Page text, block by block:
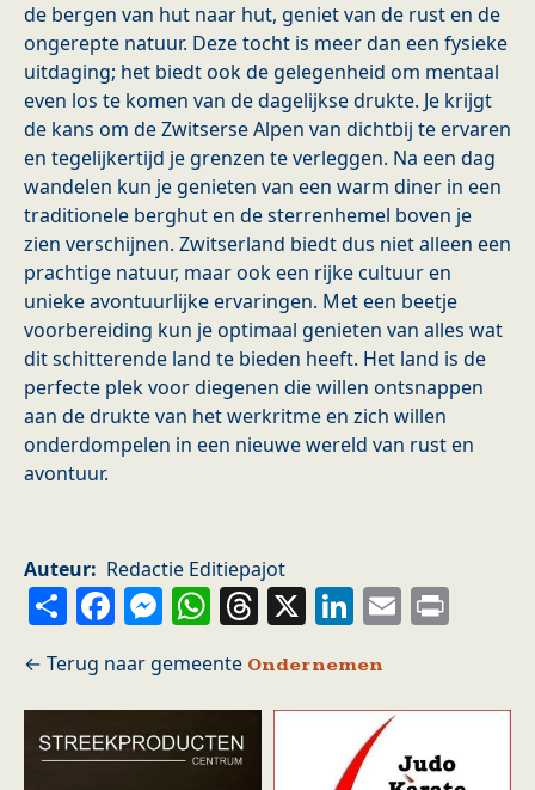
de bergen van hut naar hut, geniet van de rust en de
ongerepte natuur. Deze tocht is meer dan een fysieke
uitdaging; het biedt ook de gelegenheid om mentaal
even los te komen van de dagelijkse drukte. Je krijgt
de kans om de Zwitserse Alpen van dichtbij te ervaren
en tegelijkertijd je grenzen te verleggen. Na een dag
wandelen kun je genieten van een warm diner in een
traditionele berghut en de sterrenhemel boven je
zien verschijnen. Zwitserland biedt dus niet alleen een
prachtige natuur, maar ook een rijke cultuur en
unieke avontuurlijke ervaringen. Met een beetje
voorbereiding kun je optimaal genieten van alles wat
dit schitterende land te bieden heeft. Het land is de
perfecte plek voor diegenen die willen ontsnappen
aan de drukte van het werkritme en zich willen
onderdompelen in een nieuwe wereld van rust en
avontuur.
Auteur Redactie Editiepajot
ShareFacebook
Messenger
WhatsApp
Threads
X LinkedIn
Email
Ondernemen